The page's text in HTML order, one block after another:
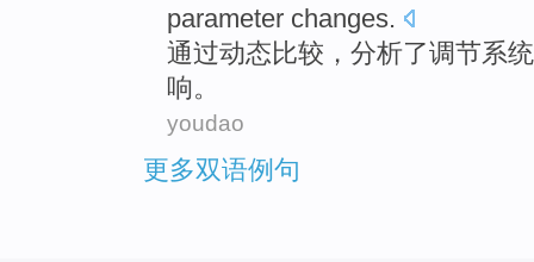
parameter changes.
通过动态比较 ， 分析了调节系统
响。
youdao
更多双语例句